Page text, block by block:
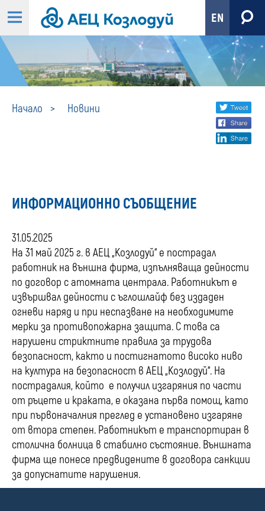
EN
Начало Новини
Share
social
ИНФОРМАЦИОННО СЪОБЩЕНИЕ
31.05.2025
На 31 май 2025 г. в АЕЦ „Козлодуй“ е пострадал
работник на външна фирма, изпълняваща дейности
по договор с атомната централа. Работникът е
извършвал дейности с ъглошлайф без издаден
огневи наряд и при неспазване на необходимите
мерки за противопожарна защита. С това са
нарушени стриктните правила за трудова
безопасност, както и постигнатото високо ниво
на култура на безопасност в АЕЦ „Козлодуй“. На
пострадалия, който е получил изгаряния по части
от ръцете и краката, е оказана първа помощ, като
при първоначалния преглед е установено изгаряне
от втора степен. Работникът е транспортиран в
столична болница в стабилно състояние. Външната
фирма ще понесе предвидените в договора санкции
за допуснатите нарушения.